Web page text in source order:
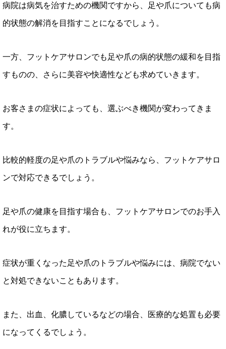
病院は病気を治すための機関ですから、足や爪についても病
的状態の解消を目指すことになるでしょう。
一方、フットケアサロンでも足や爪の病的状態の緩和を目指
すものの、さらに美容や快適性なども求めていきます。
お客さまの症状によっても、選ぶべき機関が変わってきま
す。
比較的軽度の足や爪のトラブルや悩みなら、フットケアサロ
ンで対応できるでしょう。
足や爪の健康を目指す場合も、フットケアサロンでのお手入
れが役に立ちます。
症状が重くなった足や爪のトラブルや悩みには、病院でない
と対処できないこともあります。
また、出血、化膿しているなどの場合、医療的な処置も必要
になってくるでしょう。